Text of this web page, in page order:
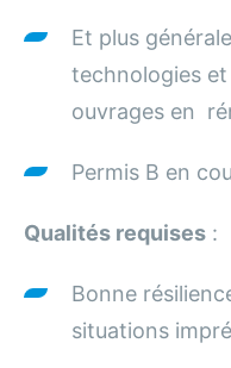
Et plus
technologies et
ouvrages en
Permis B en
Qualités requises :
Bonne
situations